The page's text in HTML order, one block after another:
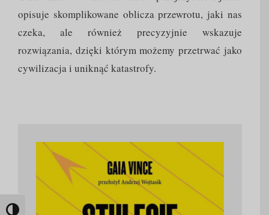
opisuje skomplikowane oblicza przewrotu, jaki nas
czeka, ale również precyzyjnie wskazuje
rozwiązania, dzięki którym możemy przetrwać jako
cywilizacja i uniknąć katastrofy.